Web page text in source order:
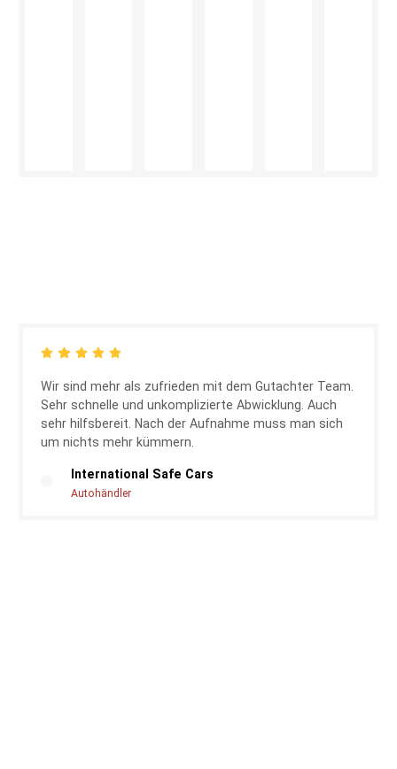
Wir sind mehr als zufrieden mit dem Gutachter Team.
Sehr schnelle und unkomplizierte Abwicklung. Auch
sehr hilfsbereit. Nach der Aufnahme muss man sich
um nichts mehr kümmern.
International Safe Cars
Autohändler